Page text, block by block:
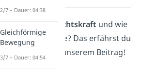
Gewichtskraft und wie
berechnest du sie? Das erfährst du
und in unserem Beitrag!
2/7 – Dauer: 04:38
Gleichförmige
Bewegung
3/7 – Dauer: 04:54